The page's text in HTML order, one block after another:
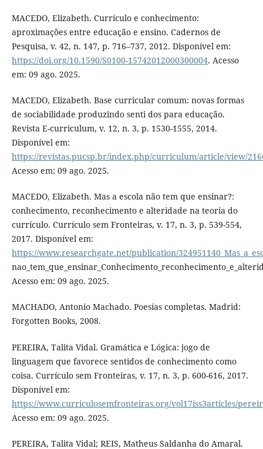
MACEDO, Elizabeth. Currículo e conhecimento:
aproximações entre educação e ensino. Cadernos de
Pesquisa, v. 42, n. 147, p. 716–737, 2012. Disponível em:
https://doi.org/10.1590/S0100-15742012000300004. Acesso
em: 09 ago. 2025.
MACEDO, Elizabeth. Base curricular comum: novas formas
de sociabilidade produzindo senti dos para educação.
Revista E-curriculum, v. 12, n. 3, p. 1530-1555, 2014.
Disponível em:
https://revistas.pucsp.br/index.php/curriculum/article/view/
Acesso em: 09 ago. 2025.
MACEDO, Elizabeth. Mas a escola não tem que ensinar?:
conhecimento, reconhecimento e alteridade na teoria do
currículo. Currículo sem Fronteiras, v. 17, n. 3, p. 539-554,
2017. Disponível em:
https://www.researchgate.net/publication/
Acesso em: 09 ago. 2025.
MACHADO, Antonio Machado. Poesías completas. Madrid:
Forgotten Books, 2008.
PEREIRA, Talita Vidal. Gramática e Lógica: jogo de
linguagem que favorece sentidos de conhecimento como
coisa. Currículo sem Fronteiras, v. 17, n. 3, p. 600-616, 2017.
Disponível em:
https://www.curriculosemfronteiras.org/vol17iss3articles/
Acesso em: 09 ago. 2025.
PEREIRA, Talita Vidal; REIS, Matheus Saldanha do Amaral.